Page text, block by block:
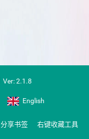
Ver: 2.1.8
English
分享书签 右键收藏工具